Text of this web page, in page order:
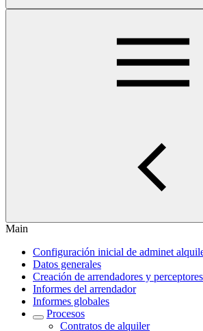
Main
Configuración inicial de adminet
Datos generales
Creación de arrendadores y
Informes del arrendador
Informes globales
Procesos
Contratos de alquiler